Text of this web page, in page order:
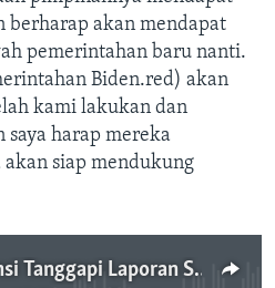
berharap akan mendapat
pemerintahan baru nanti.
Biden.red) akan
kami lakukan dan
harap mereka
siap mendukung
Kemlu: Tak Ada Urgensi Tanggapi Laporan Soal Dorongan Membuka Hubungan dengan Israel